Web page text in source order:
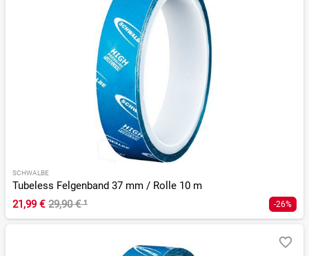
SCHWALBE
Tubeless Felgenband 37 mm / Rolle 10 m
21,99 € 29,90 €¹ -26%